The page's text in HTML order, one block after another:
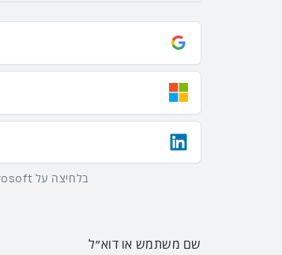
בלחיצה על Google, Microsoft וLinkedIn באמצעות הכפתורים שלמעלה אתם מסכימים ל
שם משתמש או דוא״ל